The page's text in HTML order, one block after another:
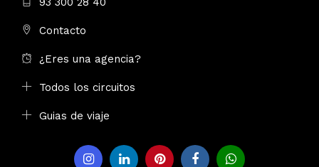
Contacto
¿Eres una agencia?
Todos los circuitos
Guias de viaje